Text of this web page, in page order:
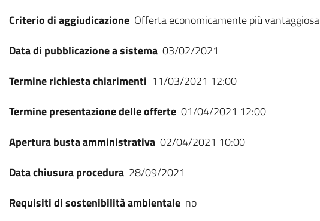
Criterio di aggiudicazione Offerta economicamente più vantaggiosa
Data di pubblicazione a sistema 03/02/2021
Termine richiesta chiarimenti 11/03/2021 12:00
Termine presentazione delle offerte 01/04/2021 12:00
Apertura busta amministrativa 02/04/2021 10:00
Data chiusura procedura 28/09/2021
Requisiti di sostenibilità ambientale no